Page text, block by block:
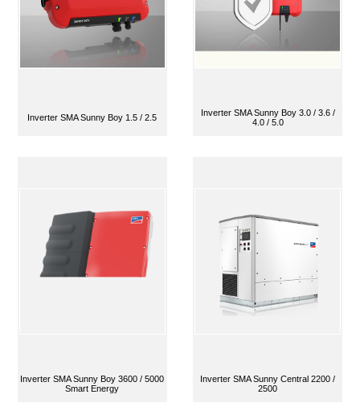
Inverter SMA Sunny Boy 1.5 / 2.5
Inverter SMA Sunny Boy 3.0 / 3.6 /
4.0 / 5.0
Inverter SMA Sunny Boy 3600 / 5000
Smart Energy
Inverter SMA Sunny Central 2200 /
2500